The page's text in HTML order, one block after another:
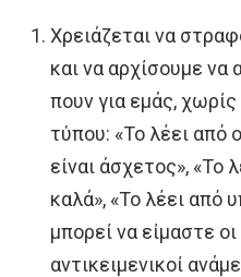
Χρειάζεται να
και να αρχίσουμε
πουν για εμάς,
τύπου: «Το λέει από
είναι άσχετος», «Το
καλά», «Το λέει από
μπορεί να είμαστε
αντικειμενικοί